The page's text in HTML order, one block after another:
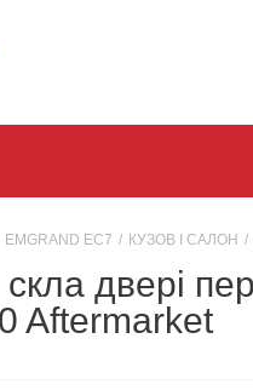
EMGRAND EC7 / КУЗОВ І САЛОН /
двері
Aftermarket